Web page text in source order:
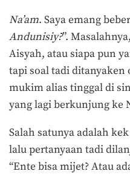
Na’am. Saya emang
Andunisiy?”.
Aisyah, atau siapa pun
tapi soal tadi ditanyaken
mukim alias tinggal di
yang lagi berkunjung ke
Salah satunya adalah
lalu pertanyaan tadi
“Ente bisa mijet? Atau